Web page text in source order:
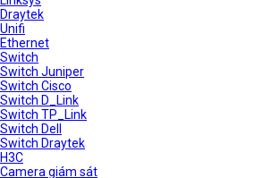
Draytek
Unifi
Ethernet
Switch
Switch Juniper
Switch Cisco
Switch D_Link
Switch TP_Link
Switch Dell
Switch Draytek
H3C
Camera giám sát